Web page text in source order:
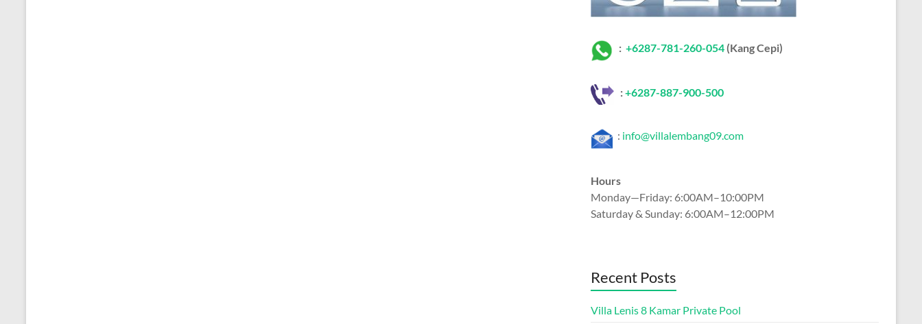
: +6287-781-260-054 (Kang Cepi)
:+6287-887-900-500
: info@villalembang09.com
Hours
Monday—Friday: 6:00AM–10:00PM
Saturday & Sunday: 6:00AM–12:00PM
Recent Posts
Villa Lenis 8 Kamar Private Pool